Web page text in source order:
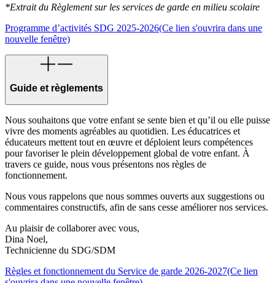
*Extrait du Règlement sur les services de garde en milieu scolaire
Programme d’activités SDG 2025-2026(Ce lien s'ouvrira dans une
nouvelle fenêtre)
Guide et règlements
Nous souhaitons que votre enfant se sente bien et qu’il ou elle puisse
vivre des moments agréables au quotidien. Les éducatrices et
éducateurs mettent tout en œuvre et déploient leurs compétences
pour favoriser le plein développement global de votre enfant. À
travers ce guide, nous vous présentons nos règles de
fonctionnement.
Nous vous rappelons que nous sommes ouverts aux suggestions ou
commentaires constructifs, afin de sans cesse améliorer nos services.
Au plaisir de collaborer avec vous,
Dina Noel,
Technicienne du SDG/SDM
Règles et fonctionnement du Service de garde 2026-2027(Ce lien